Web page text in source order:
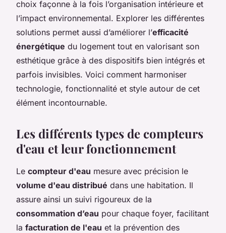
choix façonne à la fois l’organisation intérieure et
l’impact environnemental. Explorer les différentes
solutions permet aussi d’améliorer l’efficacité
énergétique du logement tout en valorisant son
esthétique grâce à des dispositifs bien intégrés et
parfois invisibles. Voici comment harmoniser
technologie, fonctionnalité et style autour de cet
élément incontournable.
Les différents types de compteurs
d'eau et leur fonctionnement
Le compteur d'eau mesure avec précision le
volume d'eau distribué dans une habitation. Il
assure ainsi un suivi rigoureux de la
consommation d’eau pour chaque foyer, facilitant
la facturation de l'eau et la prévention des